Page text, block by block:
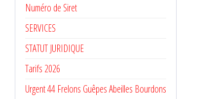
Numéro de Siret
SERVICES
STATUT JURIDIQUE
Tarifs 2026
Urgent 44 Frelons Guêpes Abeilles Bourdons